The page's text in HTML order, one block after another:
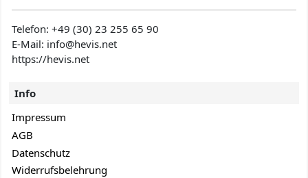
Telefon:+49 (30) 23 255 65 90
E-Mail: info@hevis.net
https://hevis.net
Info
Impressum
AGB
Datenschutz
Widerrufsbelehrung